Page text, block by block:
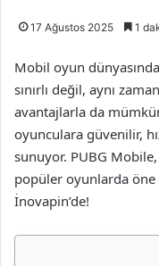
17 Ağustos 2025 1
Mobil oyun
sınırlı değil, aynı
avantajlarla da
oyunculara güvenilir,
sunuyor. PUBG
popüler oyunlarda öne
İnovapin’de!